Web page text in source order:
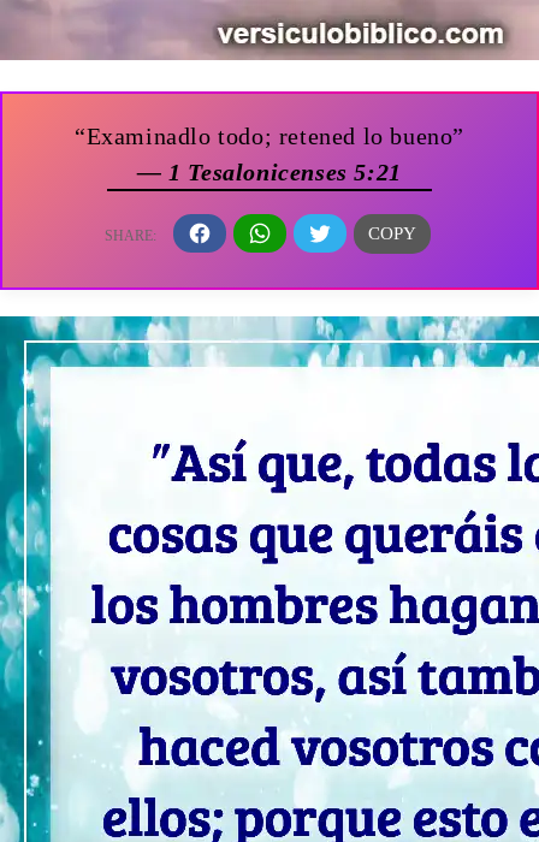
“Examinadlo todo; retened lo bueno”
— 1 Tesalonicenses 5:21